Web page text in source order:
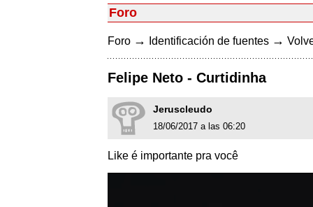
Foro
Foro → Identificación de fuentes →
Felipe Neto - Curtidinha
Jeruscleudo
18/06/2017 a las 06:20
Like é importante pra você